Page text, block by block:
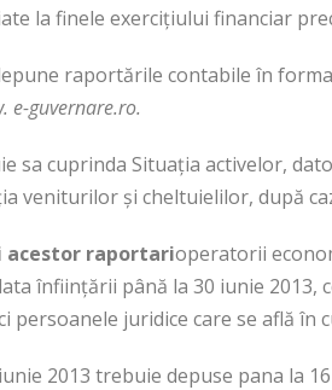
la finele exerciţiului financiar
raportările contabile în
e-guvernare.ro.
sa cuprinda Situaţia activelor,
veniturilor şi cheltuielilor, după
acestor raportarioperatorii
înfiinţării până la 30 iunie 2013,
persoanele juridice care se află în
2013 trebuie depuse pana la